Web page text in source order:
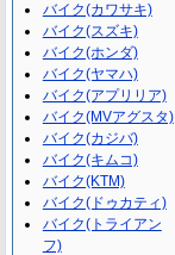
バイク(カワサキ)
バイク(スズキ)
バイク(ホンダ)
バイク(ヤマハ)
バイク(アプリリア)
バイク(MVアグスタ)
バイク(カジバ)
バイク(キムコ)
バイク(KTM)
バイク(ドゥカティ)
バイク(トライアン
フ)